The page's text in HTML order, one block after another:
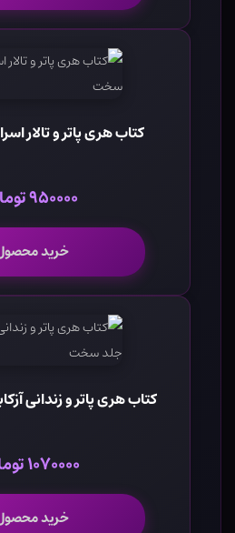
کتاب هری پاتر و تالار
۹۵۰۰۰۰ تومان
خرید
کتاب هری پاتر و زندانی
۱۰۷۰۰۰۰ تومان
خرید